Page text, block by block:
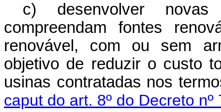
c) desenvolver
compreendam fontes
renovável, com ou sem
objetivo de reduzir o custo
usinas contratadas nos
caput do art. 8º do Decreto